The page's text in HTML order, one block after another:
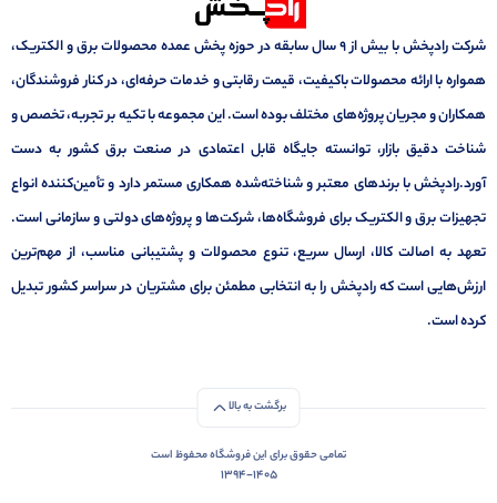
شرکت رادپخش با بیش از ۹ سال سابقه در حوزه پخش عمده محصولات برق و الکتریک،
همواره با ارائه محصولات باکیفیت، قیمت رقابتی و خدمات حرفه‌ای، در کنار فروشندگان،
همکاران و مجریان پروژه‌های مختلف بوده است. این مجموعه با تکیه بر تجربه، تخصص و
شناخت دقیق بازار، توانسته جایگاه قابل اعتمادی در صنعت برق کشور به دست
آورد.رادپخش با برندهای معتبر و شناخته‌شده همکاری مستمر دارد و تأمین‌کننده انواع
تجهیزات برق و الکتریک برای فروشگاه‌ها، شرکت‌ها و پروژه‌های دولتی و سازمانی است.
تعهد به اصالت کالا، ارسال سریع، تنوع محصولات و پشتیبانی مناسب، از مهم‌ترین
ارزش‌هایی است که رادپخش را به انتخابی مطمئن برای مشتریان در سراسر کشور تبدیل
کرده است.
برگشت به بالا
تمامی حقوق برای این فروشگاه محفوظ است
1394-1405